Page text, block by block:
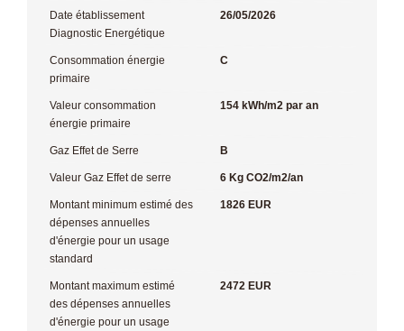
Date établissement
Diagnostic Energétique
26/05/2026
Consommation énergie
primaire
C
Valeur consommation
énergie primaire
154 kWh/m2 par an
Gaz Effet de Serre B
Valeur Gaz Effet de serre 6 Kg CO2/m2/an
Montant minimum estimé des
dépenses annuelles
d'énergie pour un usage
standard
1826 EUR
Montant maximum estimé
des dépenses annuelles
d'énergie pour un usage
2472 EUR